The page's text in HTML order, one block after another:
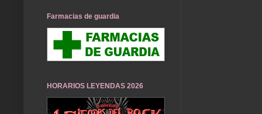
Farmacias de guardia
HORARIOS LEYENDAS 2026